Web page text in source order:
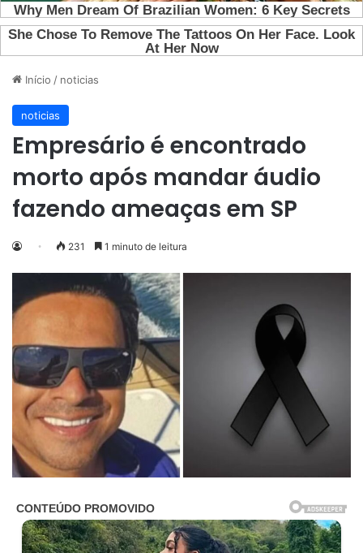
Início / noticias
noticias
Empresário é encontrado
morto após mandar áudio
fazendo ameaças em SP
231 1 minuto de leitura